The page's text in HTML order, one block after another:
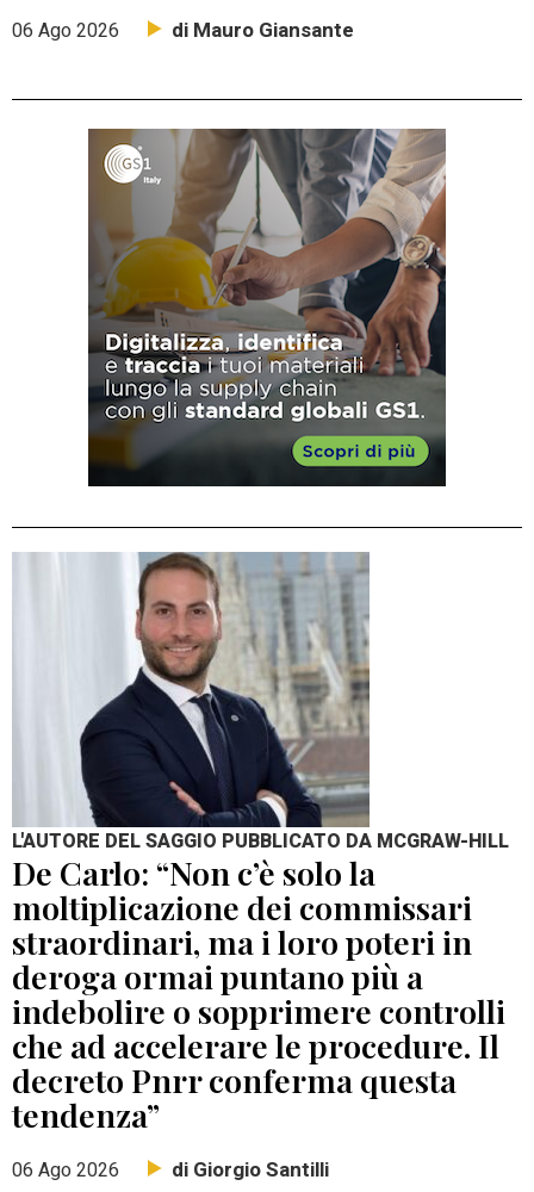
06 Ago 2026 di Mauro Giansante
L'AUTORE DEL SAGGIO PUBBLICATO DA MCGRAW-HILL
De Carlo: “Non c’è solo la
moltiplicazione dei commissari
straordinari, ma i loro poteri in
deroga ormai puntano più a
indebolire o sopprimere controlli
che ad accelerare le procedure. Il
decreto Pnrr conferma questa
tendenza”
06 Ago 2026 di Giorgio Santilli